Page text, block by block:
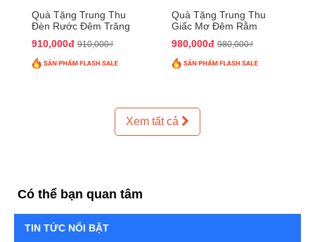
Quà Tặng Trung Thu
Đèn Rước Đêm Trăng
910,000đ 910,000₫
Quà Tặng Trung Thu
Giấc Mơ Đêm Rằm
980,000đ 980,000₫
Xem tất cả
Có thể bạn quan tâm
TIN TỨC NỔI BẬT